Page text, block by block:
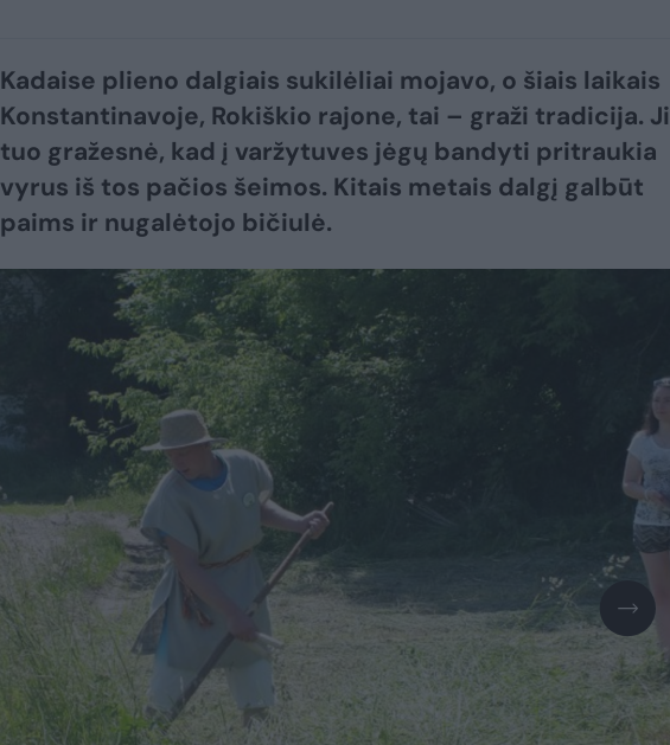
Kadaise plieno dalgiais sukilėliai mojavo, o šiais laikais
Konstantinavoje, Rokiškio rajone, tai – graži tradicija. Ji
tuo gražesnė, kad į varžytuves jėgų bandyti pritraukia
vyrus iš tos pačios šeimos. Kitais metais dalgį galbūt
paims ir nugalėtojo bičiulė.